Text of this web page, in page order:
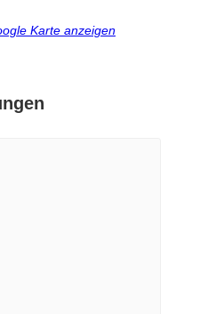
Karte anzeigen